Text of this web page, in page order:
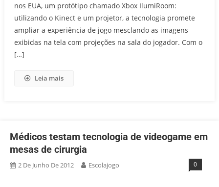
nos EUA, um protótipo chamado Xbox IlumiRoom:
utilizando o Kinect e um projetor, a tecnologia promete
ampliar a experiência de jogo mesclando as imagens
exibidas na tela com projeções na sala do jogador. Com o
[…]
Leia mais
Médicos testam tecnologia de videogame em
mesas de cirurgia
2 De Junho De 2012 Escolajogo 0